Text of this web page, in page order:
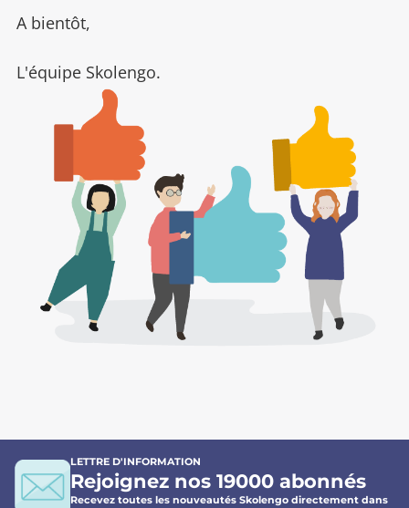
A bientôt,
L'équipe Skolengo.
LETTRE D'INFORMATION
Rejoignez nos 19000 abonnés
Recevez toutes les nouveautés Skolengo directement dans